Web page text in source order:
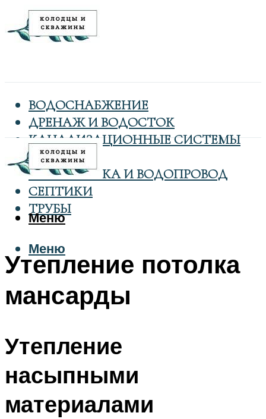
ВОДОСНАБЖЕНИЕ
ДРЕНАЖ И ВОДОСТОК
КАНАЛИЗАЦИОННЫЕ СИСТЕМЫ
КОЛОДЦЫ
САНТЕХНИКА И ВОДОПРОВОД
СЕПТИКИ
ТРУБЫ
Меню
Меню
Утепление потолка
мансарды
Утепление
насыпными
материалами